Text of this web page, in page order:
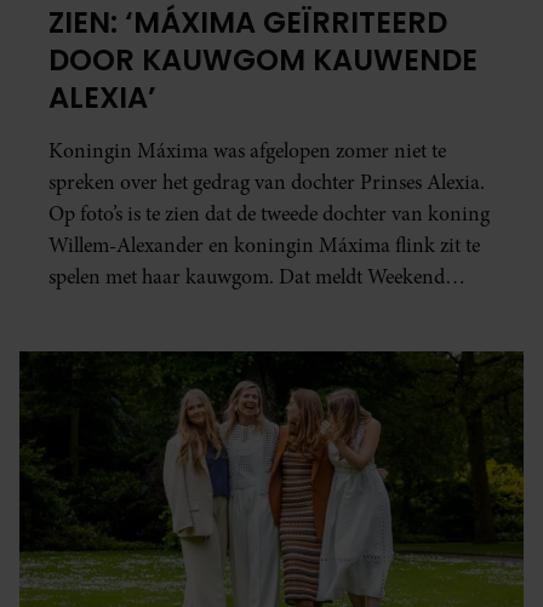
ZIEN: ‘MÁXIMA GEÏRRITEERD
DOOR KAUWGOM KAUWENDE
ALEXIA’
Koningin Máxima was afgelopen zomer niet te
spreken over het gedrag van dochter Prinses Alexia.
Op foto’s is te zien dat de tweede dochter van koning
Willem-Alexander en koningin Máxima flink zit te
spelen met haar kauwgom. Dat meldt Weekend